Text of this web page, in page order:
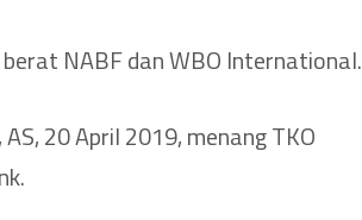
NABF dan WBO International.
20 April 2019, menang TKO